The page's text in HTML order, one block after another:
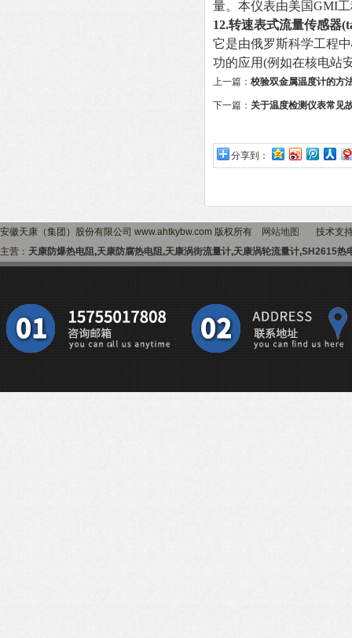
量。本仪表由美国GMI
12.转速表式流量传感器
它是由俄罗斯科学工程
功的应用(例如在核电站
上一篇： 校验双金属温度计的方
下一篇： 关于温度检测仪表常见
分享到：
安徽天康（集团）股份有限公司 www.ahtkybw.com 版权所有 网站地图
技术支
主营： 天康防爆热电阻,天康防腐热电阻,天康涡街流量计,天康涡轮流量计,SH2615热